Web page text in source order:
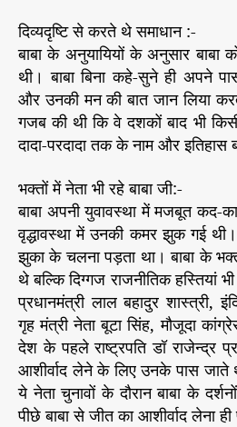
दिव्यदृष्टि से करते थे समाधान :-
बाबा के अनुयायियों के अनुसार बाबा को
थी। बाबा बिना कहे-सुने ही अपने
और उनकी मन की बात जान लिया
गजब की थी कि वे दशकों बाद भी
दादा-परदादा तक के नाम और इतिहास
भक्तों में नेता भी रहे बाबा जी:-
बाबा अपनी युवावस्था में मजबूत
वृद्धावस्था में उनकी कमर झुक गई
झुका के चलना पड़ता था। बाबा के
थे बल्कि दिग्गज राजनीतिक हस्तियां
प्रधानमंत्री लाल बहादुर शास्त्री,
गृह मंत्री नेता बूटा सिंह, मौजूदा
देश के पहले राष्ट्रपति डॉ राजेन्द्र
आशीर्वाद लेने के लिए उनके पास जाते
ये नेता चुनावों के दौरान बाबा के
पीछे बाबा से जीत का आशीर्वाद लेना